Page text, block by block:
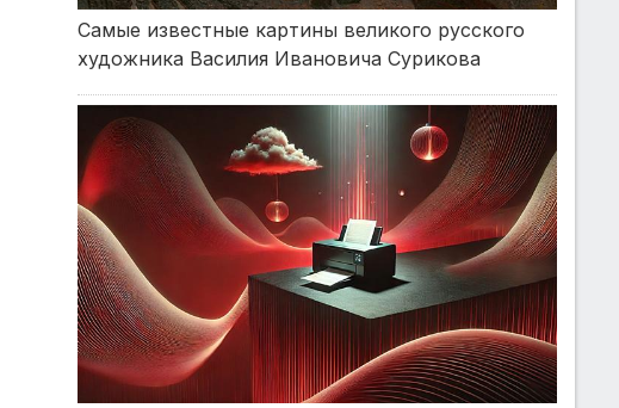
Самые известные картины великого русского
художника Василия Ивановича Сурикова